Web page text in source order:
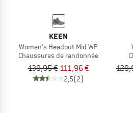
KEEN
Women's Headout Mid WP
Chaussures de randonnée
139,95 € 111,96 €
2,5(2)